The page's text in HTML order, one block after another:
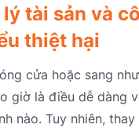
tài sản và
thiệt hại
cửa hoặc sang
giờ là điều dễ dàng
nào. Tuy nhiên,